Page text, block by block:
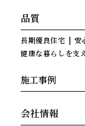
品質
長期優良住宅
安
健康な暮らしを支
施工事例
会社情報